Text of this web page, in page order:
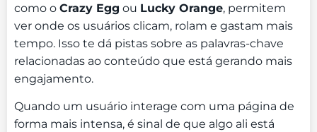
como o Crazy Egg ou Lucky Orange, permitem
ver onde os usuários clicam, rolam e gastam mais
tempo. Isso te dá pistas sobre as palavras-chave
relacionadas ao conteúdo que está gerando mais
engajamento.
Quando um usuário interage com uma página de
forma mais intensa, é sinal de que algo ali está